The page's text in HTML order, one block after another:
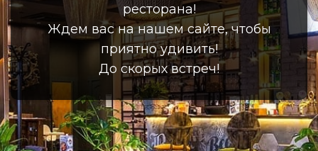
ресторана!
Ждем вас на нашем сайте, чтобы
приятно удивить!
До скорых встреч!